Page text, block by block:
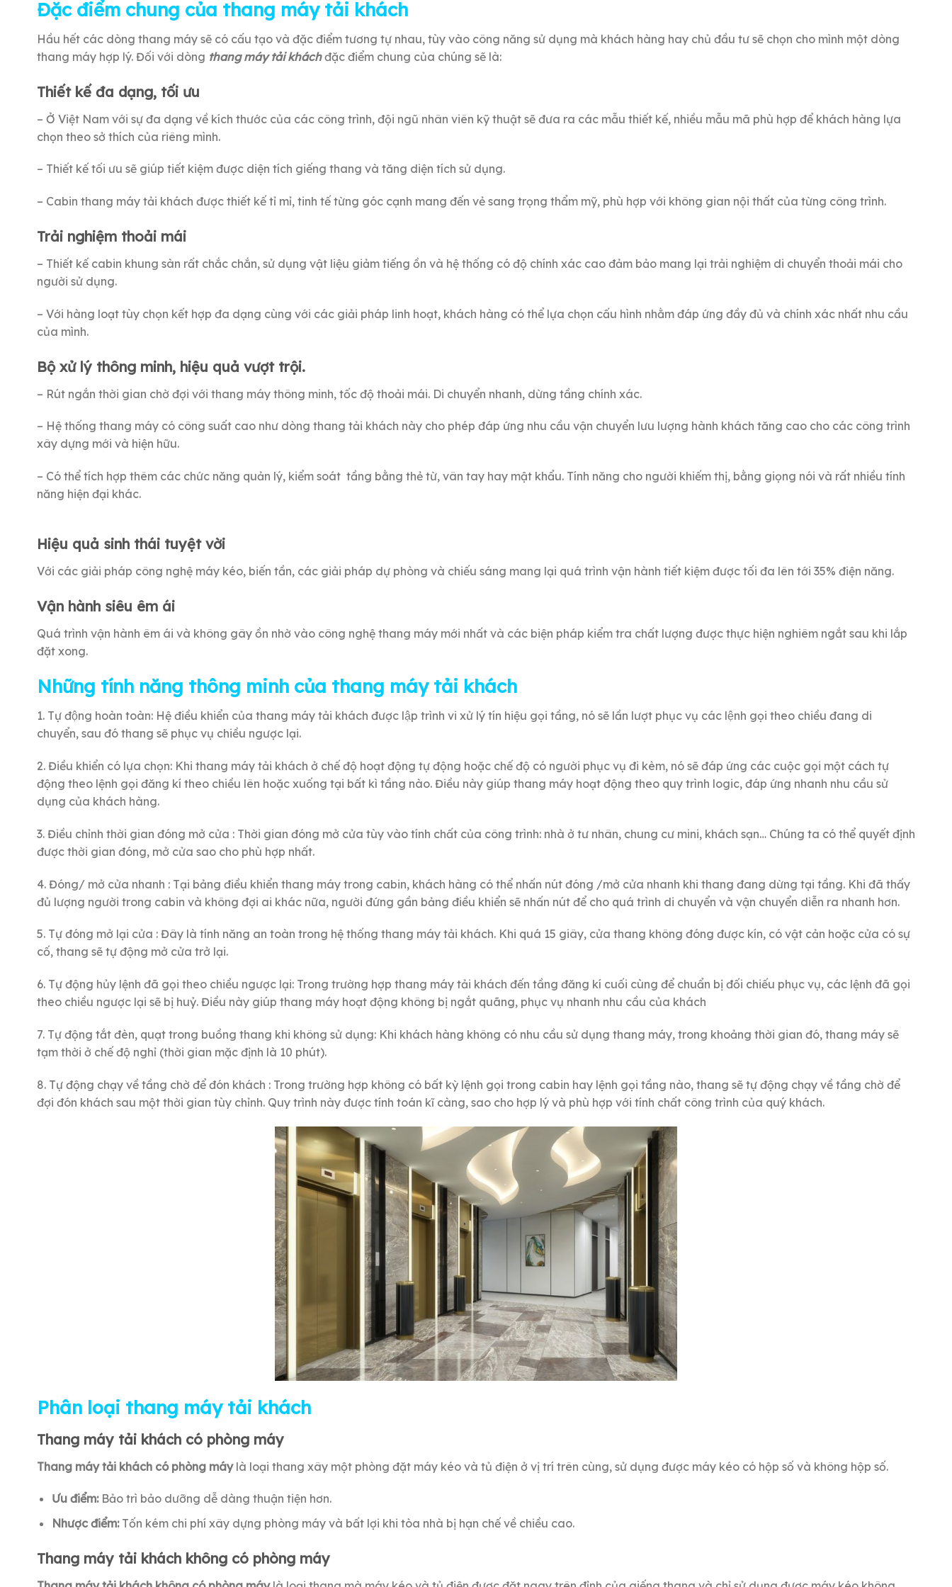
Đặc điểm chung của thang máy tải khách
Hầu hết các dòng thang máy sẽ có cấu tạo và đặc điểm tương tự nhau, tùy vào công năng sử dụng mà khách hàng hay chủ đầu tư sẽ chọn cho mình một dòng
thang máy hợp lý. Đối với dòng thang máy tải kháchđặc điểm chung của chúng sẽ là:
Thiết kế đa dạng, tối ưu
– Ở Việt Nam với sự đa dạng về kích thước của các công trình, đội ngũ nhân viên kỹ thuật sẽ đưa ra các mẫu thiết kế, nhiều mẫu mã phù hợp để khách hàng lựa
chọn theo sở thích của riêng mình.
– Thiết kế tối ưu sẽ giúp tiết kiệm được diện tích giếng thang và tăng diện tích sử dụng.
– Cabin thang máy tải khách được thiết kế tỉ mỉ, tinh tế từng góc cạnh mang đến vẻ sang trọng thẩm mỹ, phù hợp với không gian nội thất của từng công trình.
Trải nghiệm thoải mái
– Thiết kế cabin khung sàn rất chắc chắn, sử dụng vật liệu giảm tiếng ồn và hệ thống có độ chính xác cao đảm bảo mang lại trải nghiệm di chuyển thoải mái cho
người sử dụng.
– Với hàng loạt tùy chọn kết hợp đa dạng cùng với các giải pháp linh hoạt, khách hàng có thể lựa chọn cấu hình nhằm đáp ứng đầy đủ và chính xác nhất nhu cầu
của mình.
Bộ xử lý thông minh, hiệu quả vượt trội.
– Rút ngắn thời gian chờ đợi với thang máy thông minh, tốc độ thoải mái. Di chuyển nhanh, dừng tầng chính xác.
– Hệ thống thang máy có công suất cao như dòng thang tải khách này cho phép đáp ứng nhu cầu vận chuyển lưu lượng hành khách tăng cao cho các công trình
xây dựng mới và hiện hữu.
– Có thể tích hợp thêm các chức năng quản lý, kiểm soát tầng bằng thẻ từ, vân tay hay mật khẩu. Tính năng cho người khiếm thị, bằng giọng nói và rất nhiều tính
năng hiện đại khác.
Hiệu quả sinh thái tuyệt vời
Với các giải pháp công nghệ máy kéo, biến tần, các giải pháp dự phòng và chiếu sáng mang lại quá trình vận hành tiết kiệm được tối đa lên tới 35% điện năng.
Vận hành siêu êm ái
Quá trình vận hành êm ái và không gây ồn nhờ vào công nghệ thang máy mới nhất và các biện pháp kiểm tra chất lượng được thực hiện nghiêm ngắt sau khi lắp
đặt xong.
Những tính năng thông minh của thang máy tải khách
1. Tự động hoàn toàn: Hệ điều khiển của thang máy tải khách được lập trình vi xử lý tín hiệu gọi tầng, nó sẽ lần lượt phục vụ các lệnh gọi theo chiều đang di
chuyển, sau đó thang sẽ phục vụ chiều ngược lại.
2. Điều khiển có lựa chọn: Khi thang máy tải khách ở chế độ hoạt động tự động hoặc chế độ có người phục vụ đi kèm, nó sẽ đáp ứng các cuộc gọi một cách tự
động theo lệnh gọi đăng kí theo chiều lên hoặc xuống tại bất kì tầng nào. Điều này giúp thang máy hoạt động theo quy trình logic, đáp ứng nhanh nhu cầu sử
dụng của khách hàng.
3. Điều chỉnh thời gian đóng mở cửa : Thời gian đóng mở cửa tùy vào tính chất của công trình: nhà ở tư nhân, chung cư mini, khách sạn… Chúng ta có thể quyết định
được thời gian đóng, mở cửa sao cho phù hợp nhất.
4. Đóng/ mở cửa nhanh : Tại bảng điều khiển thang máy trong cabin, khách hàng có thể nhấn nút đóng /mở cửa nhanh khi thang đang dừng tại tầng. Khi đã thấy
đủ lượng người trong cabin và không đợi ai khác nữa, người đứng gần bảng điều khiển sẽ nhấn nút để cho quá trình di chuyển và vận chuyển diễn ra nhanh hơn.
5. Tự đóng mở lại cửa : Đây là tính năng an toàn trong hệ thống thang máy tải khách. Khi quá 15 giây, cửa thang không đóng được kín, có vật cản hoặc cửa có sự
cố, thang sẽ tự động mở cửa trở lại.
6. Tự động hủy lệnh đã gọi theo chiều ngược lại: Trong trường hợp thang máy tải khách đến tầng đăng kí cuối cùng để chuẩn bị đối chiếu phục vụ, các lệnh đã gọi
theo chiều ngược lại sẽ bị huỷ. Điều này giúp thang máy hoạt động không bị ngắt quãng, phục vụ nhanh nhu cầu của khách
7. Tự động tắt đèn, quạt trong buồng thang khi không sử dụng: Khi khách hàng không có nhu cầu sử dụng thang máy, trong khoảng thời gian đó, thang máy sẽ
tạm thời ở chế độ nghỉ (thời gian mặc định là 10 phút).
8. Tự động chạy về tầng chờ để đón khách : Trong trường hợp không có bất kỳ lệnh gọi trong cabin hay lệnh gọi tầng nào, thang sẽ tự động chạy về tầng chờ để
đợi đón khách sau một thời gian tùy chỉnh. Quy trình này được tính toán kĩ càng, sao cho hợp lý và phù hợp với tính chất công trình của quý khách.
Phân loại thang máy tải khách
Thang máy tải khách có phòng máy
Thang máy tải khách có phòng máy là loại thang xây một phòng đặt máy kéo và tủ điện ở vị trí trên cùng, sử dụng được máy kéo có hộp số và không hộp số.
Ưu điểm:Bảo trì bảo dưỡng dễ dàng thuận tiện hơn.
Nhược điểm:Tốn kém chi phí xây dựng phòng máy và bất lợi khi tòa nhà bị hạn chế về chiều cao.
Thang máy tải khách không có phòng máy